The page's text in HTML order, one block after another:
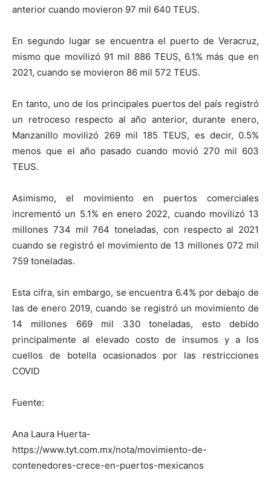
anterior cuando movieron 97 mil 640 TEUS.
En segundo lugar se encuentra el puerto de Veracruz,
mismo que movilizó 91 mil 886 TEUS, 6.1% más que en
2021, cuando se movieron 86 mil 572 TEUS.
En tanto, uno de los principales puertos del país registró
un retroceso respecto al año anterior, durante enero,
Manzanillo movilizó 269 mil 185 TEUS, es decir, 0.5%
menos que el año pasado cuando movió 270 mil 603
TEUS.
Asimismo, el movimiento en puertos comerciales
incrementó un 5.1% en enero 2022, cuando movilizó 13
millones 734 mil 764 toneladas, con respecto al 2021
cuando se registró el movimiento de 13 millones 072 mil
759 toneladas.
Esta cifra, sin embargo, se encuentra 6.4% por debajo de
las de enero 2019, cuando se registró un movimiento de
14 millones 669 mil 330 toneladas, esto debido
principalmente al elevado costo de insumos y a los
cuellos de botella ocasionados por las restricciones
COVID
Fuente:
Ana Laura Huerta-
https://www.tyt.com.mx/nota/movimiento-de-
contenedores-crece-en-puertos-mexicanos